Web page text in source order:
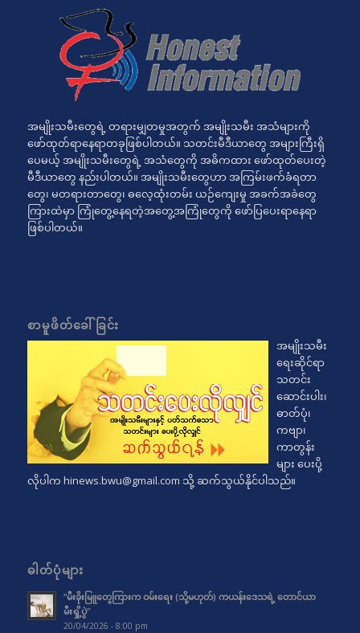
အမျိုးသမီးတွေရဲ့ တရားမျှတမှုအတွက် အမျိုးသမီး အသံများကို
ဖော်ထုတ်ရာနေရာတခုဖြစ်ပါတယ်။ သတင်းမီဒီယာတွေ အများကြီးရှိ
ပေမယ့် အမျိုးသမီးတွေရဲ့ အသံတွေကို အဓိကထား ဖော်ထုတ်ပေးတဲ့
မီဒီယာတွေ နည်းပါတယ်။ အမျိုးသမီးတွေဟာ အကြမ်းဖက်ခံရတာ
တွေ၊ မတရားတာတွေ၊ ဓလေ့ထုံးတမ်း ယဉ်ကျေးမှု အခက်အခဲတွေ
ကြားထဲမှာ ကြုံတွေ့နေရတဲ့အတွေ့အကြုံတွေကို ဖော်ပြပေးရာနေရာ
ဖြစ်ပါတယ်။
စာမူဖိတ်ခေါ်ခြင်း
အမျိုးသမီး
ရေးဆိုင်ရာ
သတင်း
ဆောင်းပါး၊
ဓာတ်ပုံ၊
ကဗျာ၊
ကာတွန်း
များ ပေးပို့
လိုပါက hinews.bwu@gmail.com သို့ ဆက်သွယ်နိုင်ပါသည်။
ဓါတ်ပုံများ
“မီးခိုးမြူတွေကြားက ဝမ်းရေး (သို့မဟုတ်) ကယန်းဒေသရဲ့ တောင်ယာ
မီးရှို့ပွဲ”
20/04/2026 - 8:00 pm